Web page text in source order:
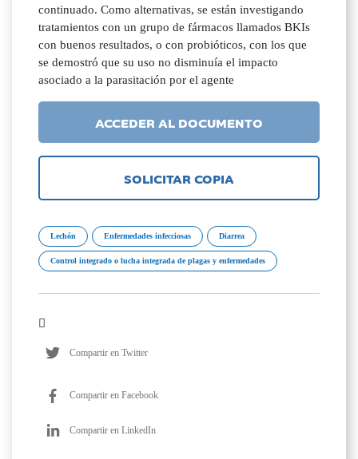
continuado. Como alternativas, se están investigando
tratamientos con un grupo de fármacos llamados BKIs
con buenos resultados, o con probióticos, con los que
se demostró que su uso no disminuía el impacto
asociado a la parasitación por el agente
ACCEDER AL DOCUMENTO
SOLICITAR COPIA
Lechón Enfermedades infecciosas Diarrea
Control integrado o lucha integrada de plagas y enfermedades
Compartir en Twitter
Compartir en Facebook
Compartir en LinkedIn